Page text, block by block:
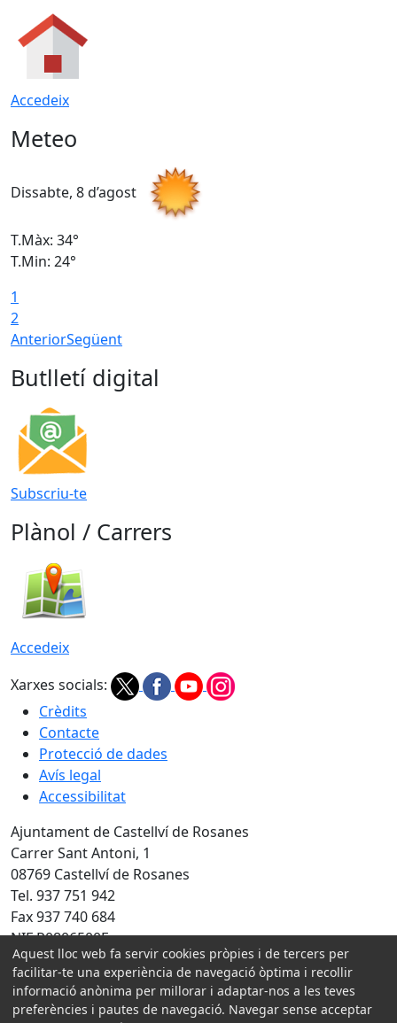
Accedeix
Meteo
Dissabte, 8 d’agost
T.Màx: 34°
T.Min: 24°
1
2
AnteriorSegüent
Butlletí digital
Subscriu-te
Plànol / Carrers
Accedeix
Xarxes socials:
Crèdits
Contacte
Protecció de dades
Avís legal
Accessibilitat
Ajuntament de Castellví de Rosanes
Carrer Sant Antoni, 1
08769 Castellví de Rosanes
Tel. 937 751 942
Fax 937 740 684
NIF P0806500E
Amb la col·laboració de:
Aquest lloc web fa servir cookies pròpies i de tercers per
facilitar-te una experiència de navegació òptima i recollir
informació anònima per millorar i adaptar-nos a les teves
preferències i pautes de navegació. Navegar sense acceptar